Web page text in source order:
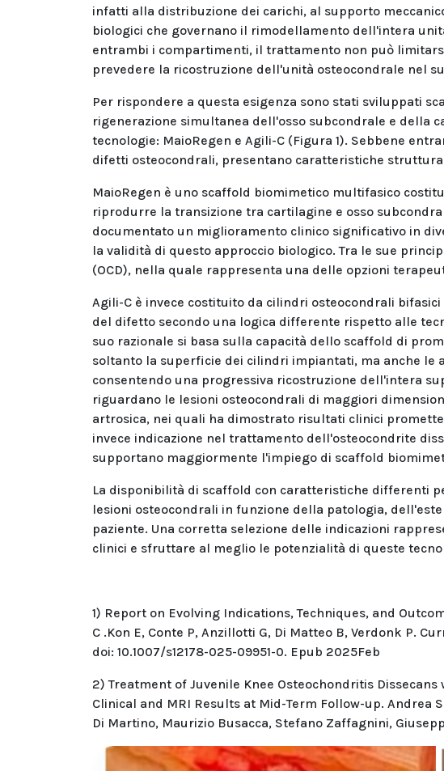
infatti alla distribuzione dei carichi, al supporto
biologici che governano il rimodellamento dell'intera
entrambi i compartimenti, il trattamento non può
prevedere la ricostruzione dell'unità osteocondrale nel
Per rispondere a questa esigenza sono stati sviluppati
rigenerazione simultanea dell'osso subcondrale e della
tecnologie: MaioRegen e Agili-C (Figura 1). Sebbene
difetti osteocondrali, presentano caratteristiche
MaioRegen è uno scaffold biomimetico multifasico
riprodurre la transizione tra cartilagine e osso
documentato un miglioramento clinico significativo in
la validità di questo approccio biologico. Tra le sue
(OCD), nella quale rappresenta una delle opzioni
Agili-C è invece costituito da cilindri osteocondrali
del difetto secondo una logica differente rispetto alle
suo razionale si basa sulla capacità dello scaffold di
soltanto la superficie dei cilindri impiantati, ma anche le
consentendo una progressiva ricostruzione dell'intera
riguardano le lesioni osteocondrali di maggiori
artrosica, nei quali ha dimostrato risultati clinici
invece indicazione nel trattamento dell'osteocondrite
supportano maggiormente l'impiego di scaffold
La disponibilità di scaffold con caratteristiche differenti
lesioni osteocondrali in funzione della patologia,
paziente. Una corretta selezione delle indicazioni
clinici e sfruttare al meglio le potenzialità di queste
1) Report on Evolving Indications, Techniques, and
C .Kon E, Conte P, Anzillotti G, Di Matteo B, Verdonk P.
doi: 10.1007/s12178-025-09951-0. Epub 2025Feb
2) Treatment of Juvenile Knee Osteochondritis
Clinical and MRI Results at Mid-Term Follow-up. Andrea
Di Martino, Maurizio Busacca, Stefano Zaffagnini,